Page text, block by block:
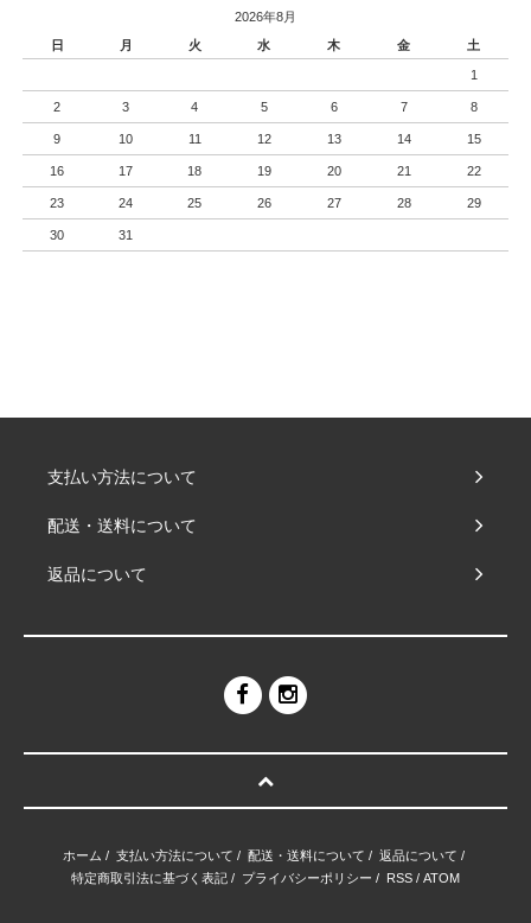
2026年8月
日
月 火 水 木 金 土
1
2 3 4 5 6 7 8
9 10 11 12 13 14 15
16 17 18 19 20 21 22
23 24 25 26 27 28 29
30 31
支払い方法について
配送・送料について
返品について
ホーム / 支払い方法について / 配送・送料について / 返品について /
特定商取引法に基づく表記 / プライバシーポリシー / RSS / ATOM